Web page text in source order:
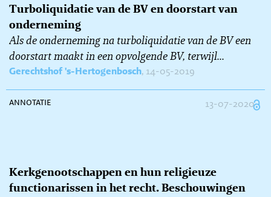
Turboliquidatie van de BV en doorstart van
onderneming
Als de onderneming na turboliquidatie van de BV een
doorstart maakt in een opvolgende BV, terwijl...
Gerechtshof 's-Hertogenbosch, 14-05-2019
annotatie 13-07-2020
Kerkgenootschappen en hun religieuze
functionarissen in het recht. Beschouwingen